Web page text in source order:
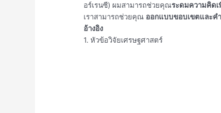
อร์เรนซี) ผมสามารถช่วยคุณระดมความคิด
เราสามารถช่วยคุณ ออกแบบขอบเขตและค
อ้างอิง
1. หัวข้อวิจัยเศรษฐศาสตร์